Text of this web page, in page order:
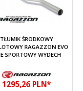
TŁUMIK ŚRODKOWY
RAGAZZON EVO
SPORTOWY WYDECH
1295,26 PLN*